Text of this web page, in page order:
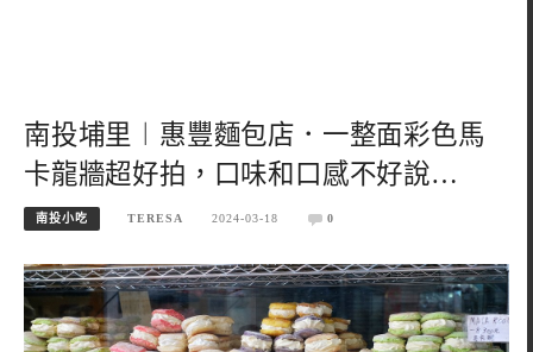
南投埔里︱惠豐麵包店．一整面彩色馬
卡龍牆超好拍，口味和口感不好說…
南投小吃 TERESA 2024-03-18 0